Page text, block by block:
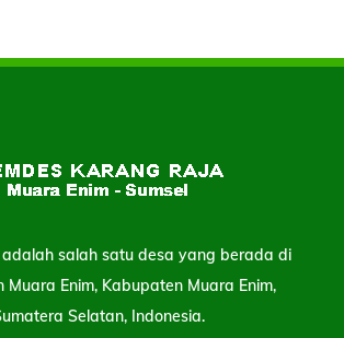
salah satu desa yang berada di
Muara Enim, Kabupaten Muara Enim,
Selatan, Indonesia.